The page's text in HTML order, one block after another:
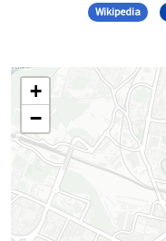
Wikipedia
+
−